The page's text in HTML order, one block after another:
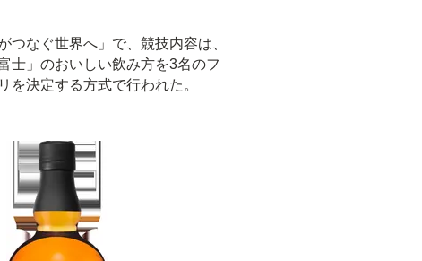
なぐ世界へ」で、競技内容は、
士」のおいしい飲み方を3名のフ
決定する方式で行われた。